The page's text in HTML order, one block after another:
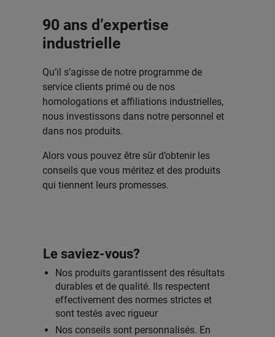
90 ans d’expertise
industrielle
Qu’il s’agisse de notre programme de
service clients primé ou de nos
homologations et affiliations industrielles,
nous investissons dans notre personnel et
dans nos produits.
Alors vous pouvez être sûr d’obtenir les
conseils que vous méritez et des produits
qui tiennent leurs promesses.
Le saviez-vous?
Nos produits garantissent des résultats
durables et de qualité. Ils respectent
effectivement des normes strictes et
sont testés avec rigueur
Nos conseils sont personnalisés. En